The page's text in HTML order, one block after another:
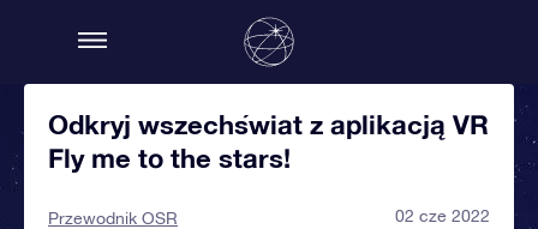
Odkryj wszechświat z aplikacją VR
Fly me to the stars!
Przewodnik OSR 02 cze 2022